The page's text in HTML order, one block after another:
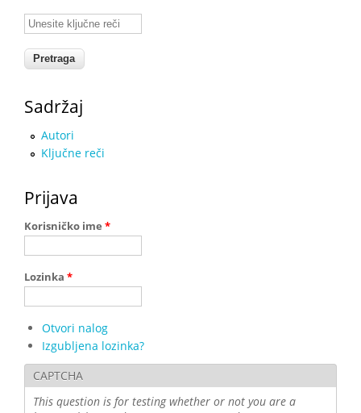
Unesite ključne reči
Sadržaj
Autori
Ključne reči
Prijava
Korisničko ime *
Lozinka *
Otvori nalog
Izgubljena lozinka?
CAPTCHA
This question is for testing whether or not you are a